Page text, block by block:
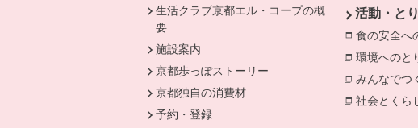
生活クラブ京都エル・コープの概
要
施設案内
京都歩っぽストーリー
京都独自の消費材
予約・登録
活動・と
食の安全へ
環境へのと
みんなでつ
社会とくら